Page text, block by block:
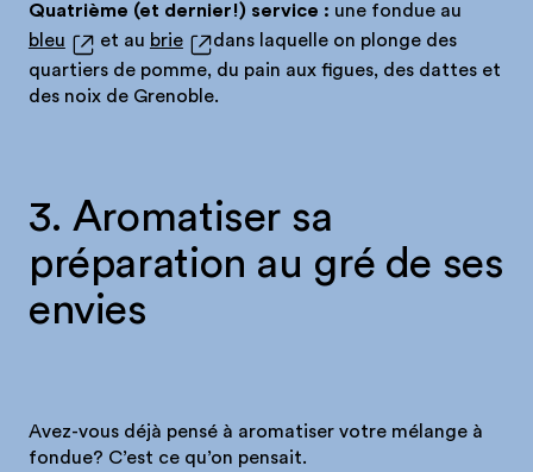
Quatrième (et dernier!) service : une fondue au
bleu
et au brie
dans laquelle on plonge des
quartiers de pomme, du pain aux figues, des dattes et
des noix de Grenoble.
3. Aromatiser sa
préparation au gré de ses
envies
Avez-vous déjà pensé à aromatiser votre mélange à
fondue? C’est ce qu’on pensait.